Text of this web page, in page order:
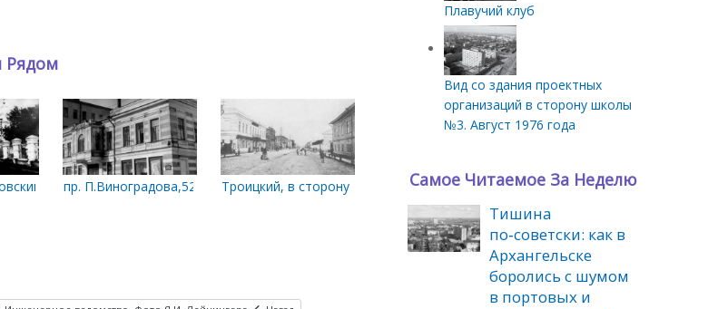
Рядом
между ул. К.Либкнехта и Поморская в 1960-х гг.
пр. П.Виноградова,52. Бывший дом М.К. Кыркалова в 1960-х гг
Троицкий, в сторону ул. Поморская
Плавучий клуб
Вид со здания проектных
организаций в сторону школы
№3. Август 1976 года
Самое Читаемое За Неделю
Тишина
по‑советски: как в
Архангельске
боролись с шумом
в портовых и